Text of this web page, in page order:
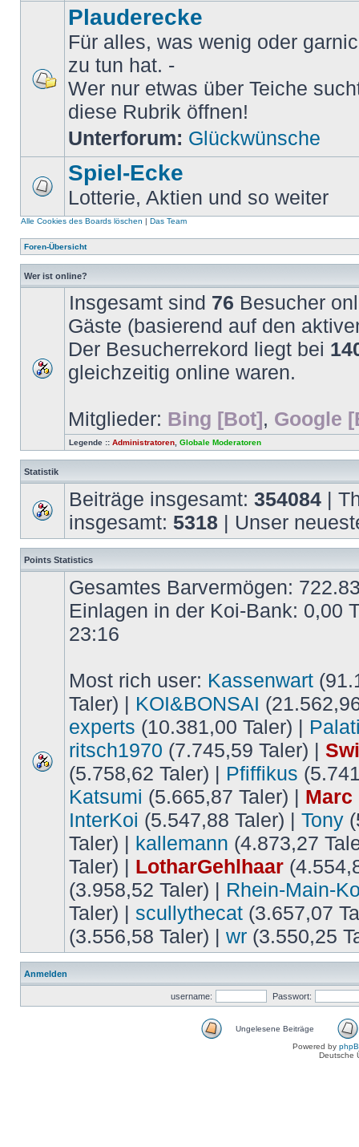
Plauderecke
Für alles, was wenig oder
zu tun hat. -
Wer nur etwas über Teiche
diese Rubrik öffnen!
Unterforum: Glückwünsche
Spiel-Ecke
Lotterie, Aktien und so weiter
Alle Cookies des Boards löschen | Das Team
Foren-Übersicht
Wer ist online?
Insgesamt sind 76 Besucher
Gäste (basierend auf den
Der Besucherrekord liegt bei
gleichzeitig online waren.
Mitglieder: Bing [Bot], Google
Legende :: Administratoren Globale Moderatoren
Statistik
Beiträge insgesamt: 354084 |
insgesamt: 5318 | Unser
Points Statistics
Gesamtes Barvermögen:
Einlagen in der Koi-Bank: 0,00
23:16
Most rich user: Kassenwart
Taler) | KOI&BONSAI
experts (10.381,00 Taler) |
ritsch1970 (7.745,59 Taler) |
(5.758,62 Taler) | Pfiffikus
Katsumi (5.665,87 Taler) | Marc
InterKoi (5.547,88 Taler) | Tony
Taler) | kallemann (4.873,27
Taler) | LotharGehlhaar
(3.958,52 Taler) | Rhein-Main-
Taler) | scullythecat (3.657,07
(3.556,58 Taler) | wr (3.550,25
Anmelden
username: Passwort:
Ungelesene Beiträge
Powered by
Deutsche